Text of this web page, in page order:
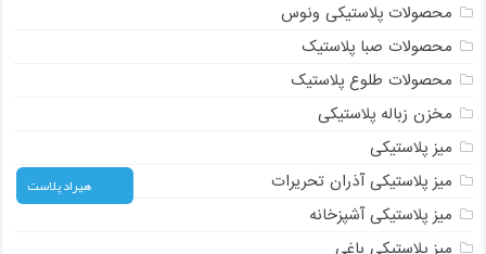
محصولات پلاستیکی ونوس
محصولات صبا پلاستیک
محصولات طلوع پلاستیک
مخزن زباله پلاستیکی
میز پلاستیکی
میز پلاستیکی آذران تحریرات
میز پلاستیکی آشپزخانه
میز پلاستیکی باغی
هیراد پلاست